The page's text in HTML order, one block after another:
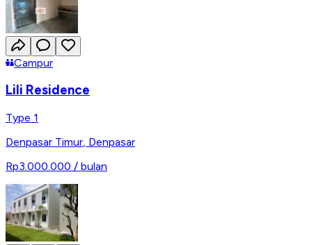
Campur
Lili Residence
Type 1
Denpasar Timur, Denpasar
Rp3.000.000 / bulan